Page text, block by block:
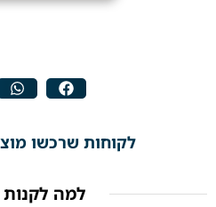
לקוחות שרכשו
למה לקנות